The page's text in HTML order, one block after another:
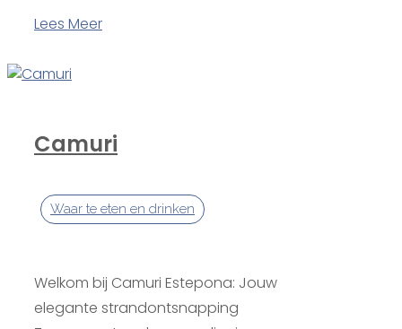
Lees Meer
Camuri
Waar te eten en drinken
Welkom bij Camuri Estepona: Jouw
elegante strandontsnapping